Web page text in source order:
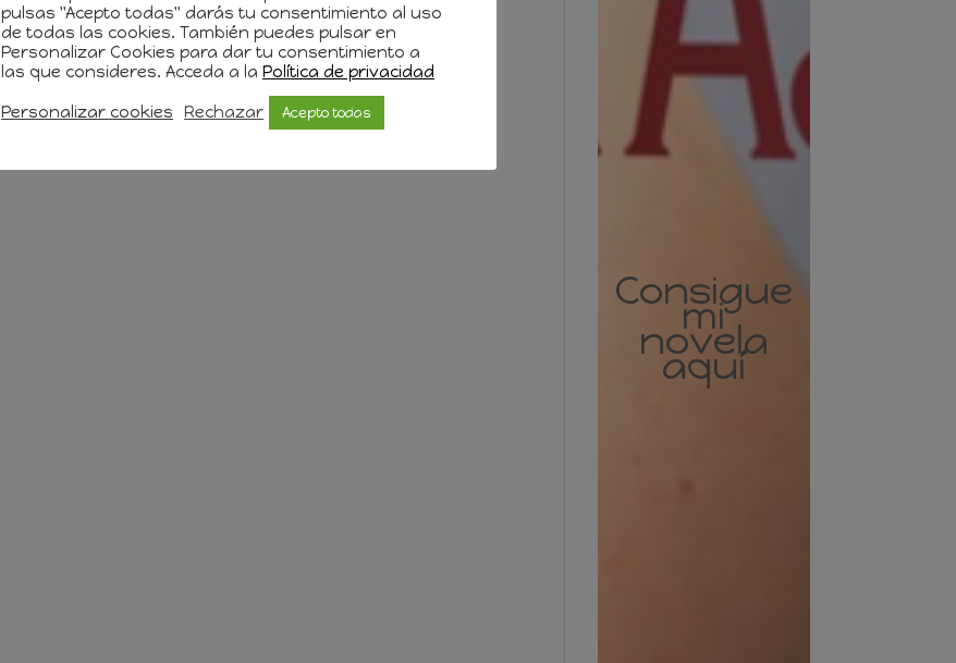
Consigue
mi
novela
aquí
pulsas "Acepto todas" darás tu consentimiento al uso
de todas las cookies. También puedes pulsar en
Personalizar Cookies para dar tu consentimiento a
las que consideres. Acceda a la Política de privacidad
Personalizar cookies Rechazar Acepto todas